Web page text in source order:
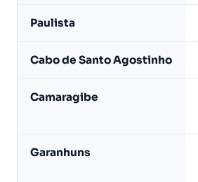
Paulista
Cabo de Santo Agostinho
Camaragibe
Garanhuns